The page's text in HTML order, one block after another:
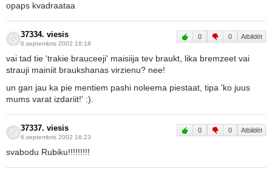
opaps kvadraataa
37334. viesis
6.septembris 2002 16:18
0 0 Atbildēt
vai tad tie 'trakie brauceeji' maisiija tev braukt, lika bremzeet vai
strauji mainiit braukshanas virzienu? nee!
un gan jau ka pie mentiem pashi noleema piestaat, tipa 'ko juus
mums varat izdariit!' :).
37337. viesis
6.septembris 2002 16:23
0 0 Atbildēt
svabodu Rubiku!!!!!!!!!